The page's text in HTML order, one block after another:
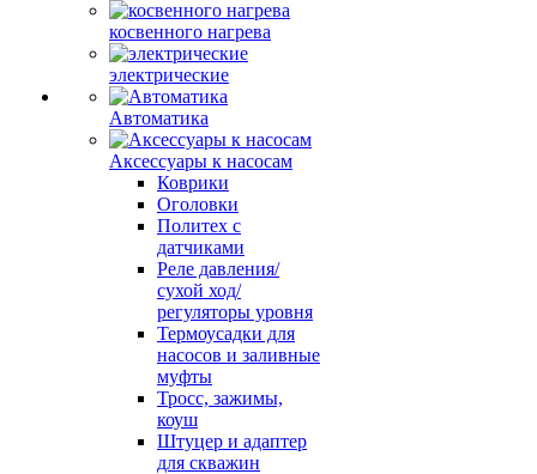
косвенного нагрева
электрические
Автоматика
Аксессуары к насосам
Коврики
Оголовки
Политех с
датчиками
Реле давления/
сухой ход/
регуляторы уровня
Термоусадки для
насосов и заливные
муфты
Тросс, зажимы,
коуш
Штуцер и адаптер
для скважин